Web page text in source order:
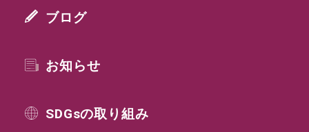
ブログ
お知らせ
SDGsの取り組み